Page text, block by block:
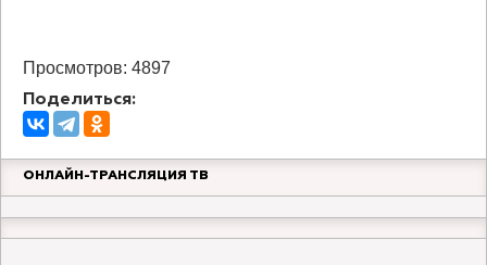
Просмотров: 4897
Поделиться:
ОНЛАЙН-ТРАНСЛЯЦИЯ ТВ